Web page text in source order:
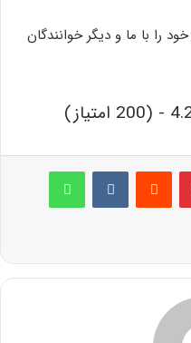
را با ما و دیگر خوانندگان
پینترست‫رددیت ‫VKontakteواتس آپ